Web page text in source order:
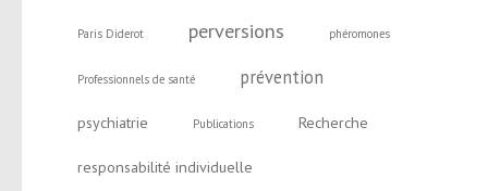
Paris Diderot perversions phéromones
Professionnels de santé prévention
psychiatrie Publications Recherche
responsabilité individuelle